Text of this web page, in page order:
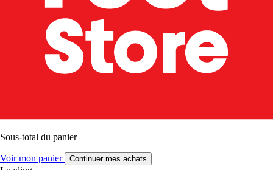
Sous-total du panier
Voir mon panier Continuer mes achats